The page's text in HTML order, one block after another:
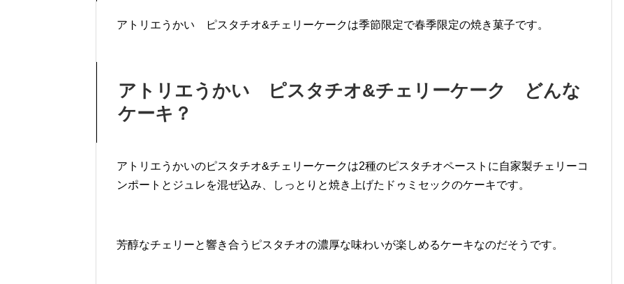
アトリエうかい ピスタチオ&チェリーケークは季節限定で春季限定の焼き菓子です。
アトリエうかい ピスタチオ&チェリーケーク どんな
ケーキ？
アトリエうかいのピスタチオ&チェリーケークは2種のピスタチオペーストに自家製チェリーコ
ンポートとジュレを混ぜ込み、しっとりと焼き上げたドゥミセックのケーキです。
芳醇なチェリーと響き合うピスタチオの濃厚な味わいが楽しめるケーキなのだそうです。